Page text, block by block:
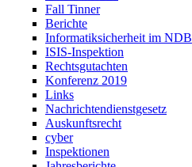
Fall Tinner
Berichte
Informatiksicherheit ­im NDB
ISIS-Inspektion
Rechtsgutachten
Konferenz 2019
Links
Nachrichtendienstgesetz
Auskunftsrecht
cyber
Inspektionen